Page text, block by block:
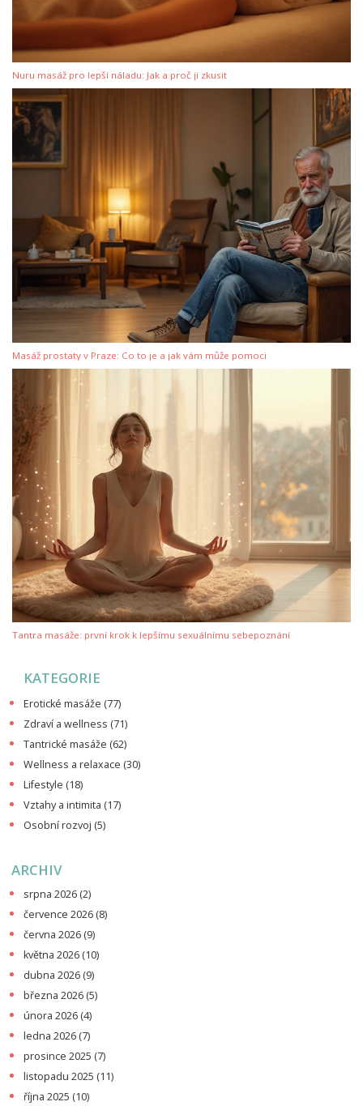
Nuru masáž pro lepší náladu: Jak a proč ji zkusit
Masáž prostaty v Praze: Co to je a jak vám může pomoci
Tantra masáže: první krok k lepšímu sexuálnímu sebepoznání
KATEGORIE
Erotické masáže (77)
Zdraví a wellness (71)
Tantrické masáže (62)
Wellness a relaxace (30)
Lifestyle (18)
Vztahy a intimita (17)
Osobní rozvoj (5)
ARCHIV
srpna 2026 (2)
července 2026 (8)
června 2026 (9)
května 2026 (10)
dubna 2026 (9)
března 2026 (5)
února 2026 (4)
ledna 2026 (7)
prosince 2025 (7)
listopadu 2025 (11)
října 2025 (10)